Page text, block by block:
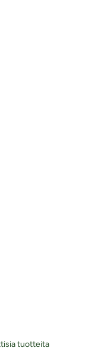
tuotteita